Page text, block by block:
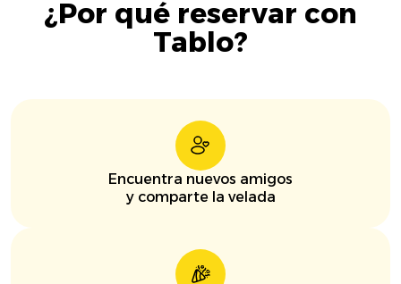
¿Por qué reservar con
Tablo?
Encuentra nuevos amigos
y comparte la velada